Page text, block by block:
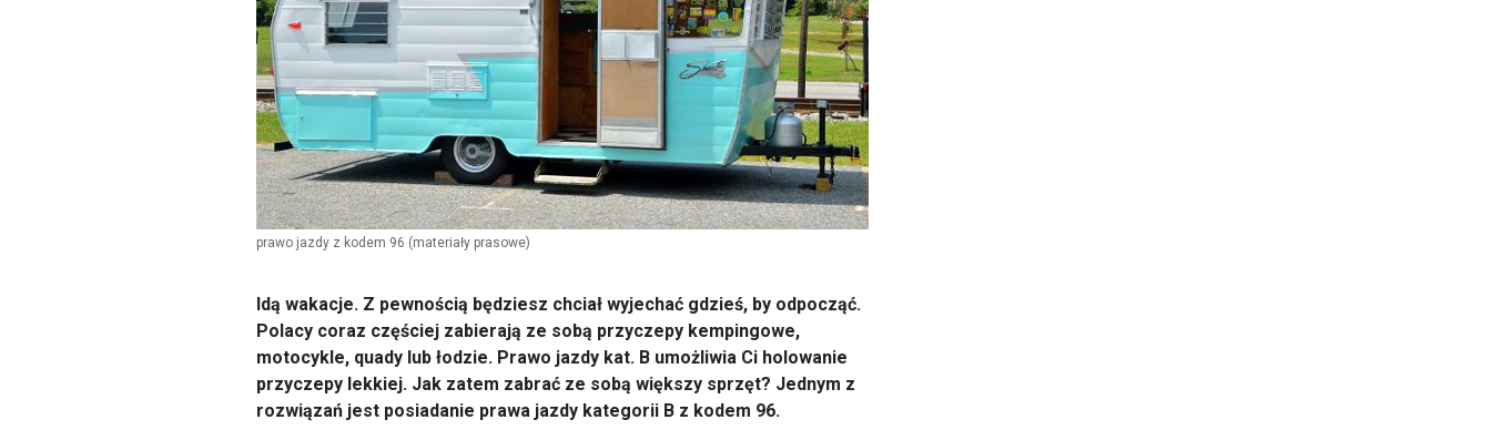
prawo jazdy z kodem 96 (materiały prasowe)
Idą wakacje. Z pewnością będziesz chciał wyjechać gdzieś, by odpocząć.
Polacy coraz częściej zabierają ze sobą przyczepy kempingowe,
motocykle, quady lub łodzie. Prawo jazdy kat. B umożliwia Ci holowanie
przyczepy lekkiej. Jak zatem zabrać ze sobą większy sprzęt? Jednym z
rozwiązań jest posiadanie prawa jazdy kategorii B z kodem 96.